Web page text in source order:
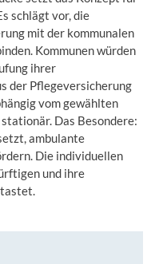
schlägt vor, die
mit der kommunalen
Kommunen würden
ihrer
der Pflegeversicherung
vom gewählten
Das Besondere:
ambulante
Die individuellen
und ihre